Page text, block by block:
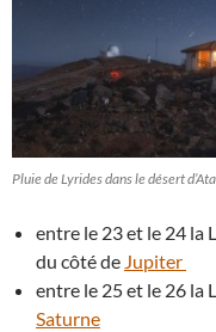
Pluie de Lyrides dans le désert
entre le 23 et le 24 la
du côté de Jupiter
entre le 25 et le 26 la
Saturne